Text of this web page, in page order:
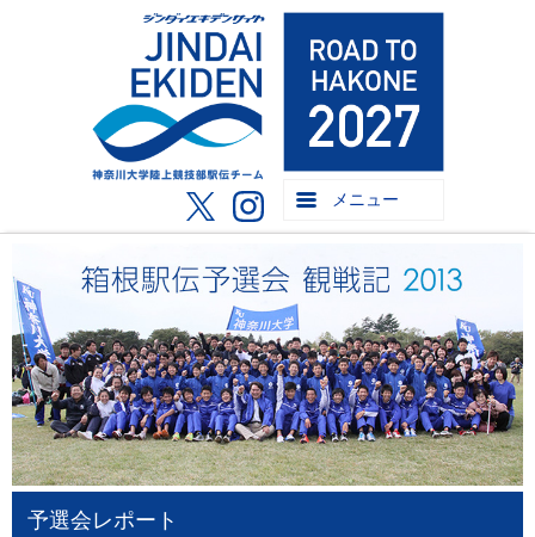
メニュー
予選会レポート